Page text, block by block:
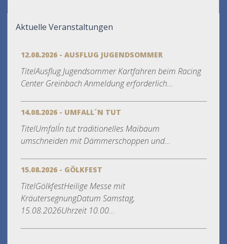
Aktuelle Veranstaltungen
12.08.2026 - AUSFLUG JUGENDSOMMER
TitelAusflug Jugendsommer Kartfahren beim Racing
Center Greinbach Anmeldung erforderlich...
14.08.2026 - UMFALL´N TUT
TitelUmfall´n tut traditionelles Maibaum
umschneiden mit Dämmerschoppen und...
15.08.2026 - GÖLKFEST
TitelGölkfestHeilige Messe mit
KräutersegnungDatum Samstag,
15.08.2026Uhrzeit 10.00...